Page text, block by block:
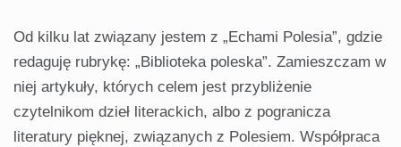
Od kilku lat związany jestem z „Echami Polesia”, gdzie
redaguję rubrykę: „Biblioteka poleska”. Zamieszczam w
niej artykuły, których celem jest przybliżenie
czytelnikom dzieł literackich, albo z pogranicza
literatury pięknej, związanych z Polesiem. Współpraca